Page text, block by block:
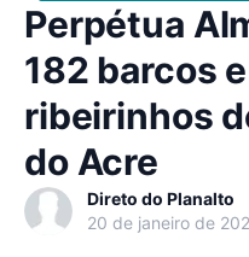
Perpétua
182 barcos
ribeirinhos
do Acre
Direto do Planalto
20 de janeiro de